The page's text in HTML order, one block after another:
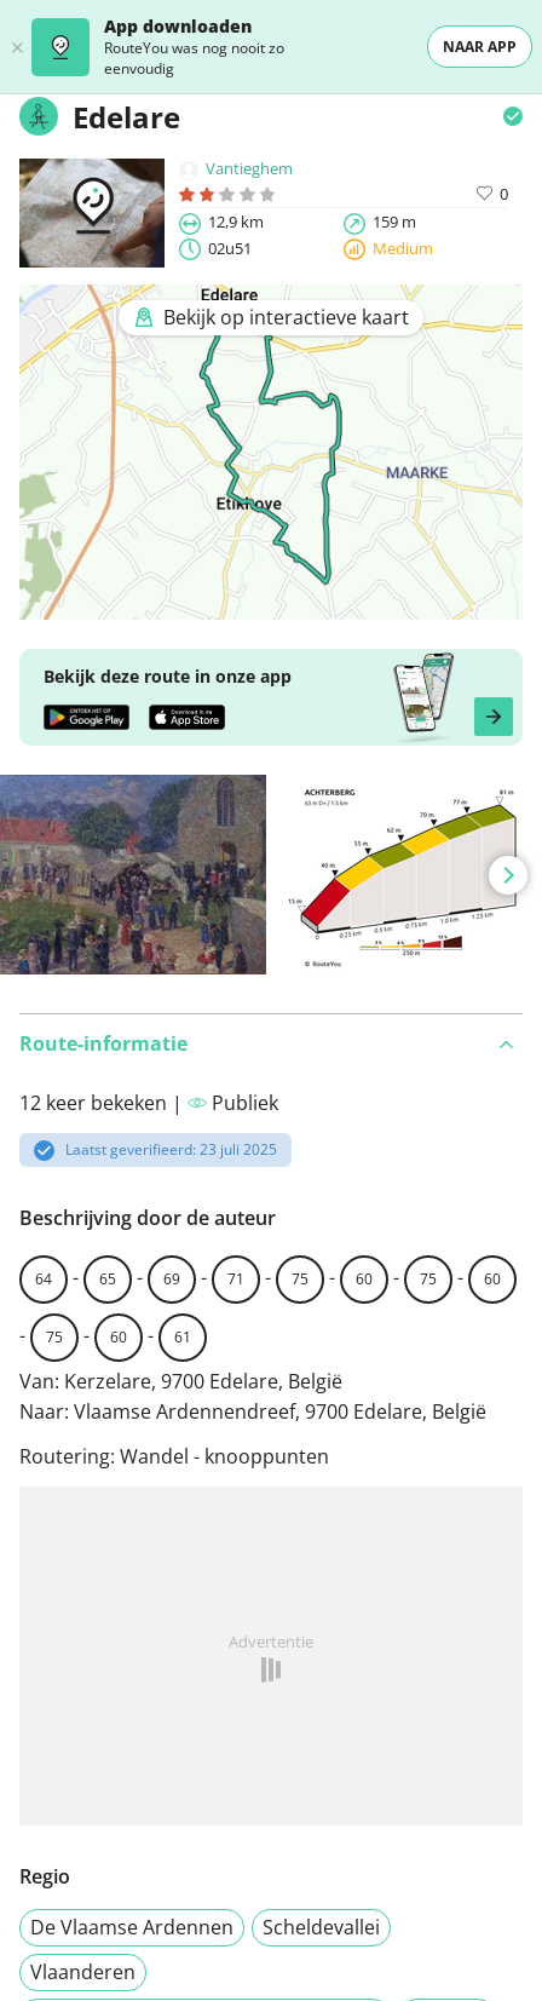
App downloaden
RouteYou was nog nooit zo
eenvoudig
NAAR APP
Edelare
Vantieghem
0
12,9 km
159 m
02u51
Medium
Bekijk op interactieve kaart
Bekijk deze route in onze app
Route-informatie
12 keer bekeken | Publiek
Laatst geverifieerd: 23 juli 2025
Beschrijving door de auteur
64 - 65 - 69 - 71 - 75 - 60 - 75 - 60
- 75 - 60 - 61
Van: Kerzelare, 9700 Edelare, België
Naar: Vlaamse Ardennendreef, 9700 Edelare, België
Routering: Wandel - knooppunten
Advertentie
Regio
De Vlaamse Ardennen
Scheldevallei
Vlaanderen